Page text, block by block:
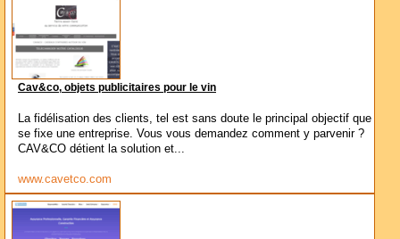
Cav&co, objets publicitaires pour le vin
La fidélisation des clients, tel est sans doute le principal objectif que
se fixe une entreprise. Vous vous demandez comment y parvenir ?
CAV&CO détient la solution et...
www.cavetco.com